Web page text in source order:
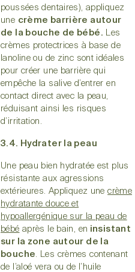
poussées dentaires), appliquez
une crème barrière autour
de la bouche de bébé. Les
crèmes protectrices à base de
lanoline ou de zinc sont idéales
pour créer une barrière qui
empêche la salive d’entrer en
contact direct avec la peau,
réduisant ainsi les risques
d’irritation.
3.4. Hydrater la peau
Une peau bien hydratée est plus
résistante aux agressions
extérieures. Appliquez unecrème
hydratante douce et
hypoallergénique sur la peau de
bébé après le bain, en insistant
sur la zone autour de la
bouche. Les crèmes contenant
de l’aloé vera ou de l’huile